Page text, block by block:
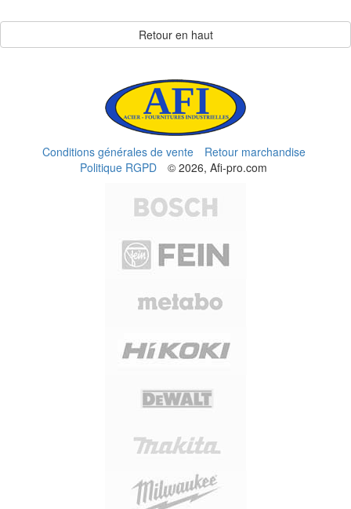
Retour en haut
Conditions générales de vente
Retour marchandise
Politique RGPD
© 2026, Afi-pro.com